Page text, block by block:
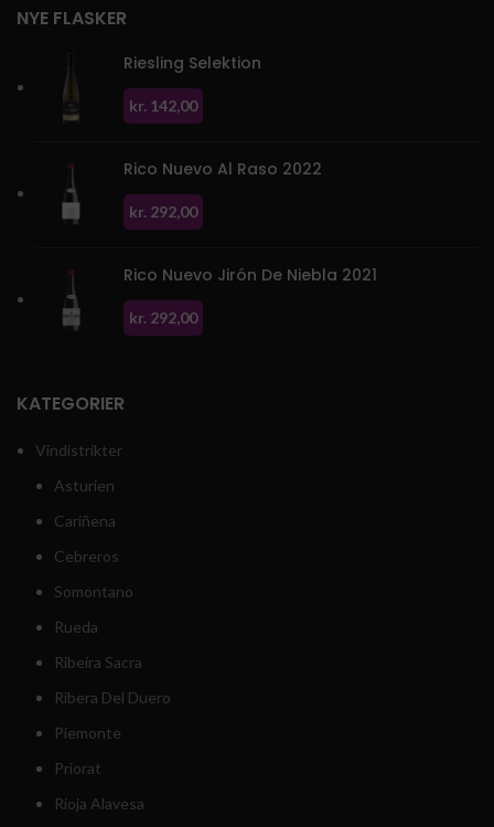
NYE FLASKER
Riesling Selektion
kr. 142,00
Rico Nuevo Al Raso 2022
kr. 292,00
Rico Nuevo Jirón De Niebla 2021
kr. 292,00
KATEGORIER
Vindistrikter
Asturien
Cariñena
Cebreros
Somontano
Rueda
Ribeira Sacra
Ribera Del Duero
Piemonte
Priorat
Rioja Alavesa